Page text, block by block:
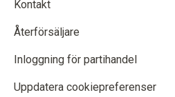
Kontakt
Återförsäljare
Inloggning för partihandel
Uppdatera cookiepreferenser